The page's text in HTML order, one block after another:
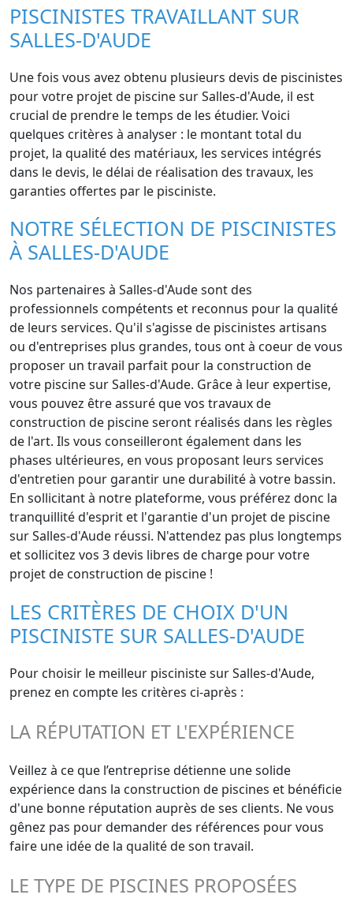
PISCINISTES TRAVAILLANT SUR
SALLES-D'AUDE
Une fois vous avez obtenu plusieurs devis de piscinistes
pour votre projet de piscine sur Salles-d'Aude, il est
crucial de prendre le temps de les étudier. Voici
quelques critères à analyser : le montant total du
projet, la qualité des matériaux, les services intégrés
dans le devis, le délai de réalisation des travaux, les
garanties offertes par le pisciniste.
NOTRE SÉLECTION DE PISCINISTES
À SALLES-D'AUDE
Nos partenaires à Salles-d'Aude sont des
professionnels compétents et reconnus pour la qualité
de leurs services. Qu'il s'agisse de piscinistes artisans
ou d'entreprises plus grandes, tous ont à coeur de vous
proposer un travail parfait pour la construction de
votre piscine sur Salles-d'Aude. Grâce à leur expertise,
vous pouvez être assuré que vos travaux de
construction de piscine seront réalisés dans les règles
de l'art. Ils vous conseilleront également dans les
phases ultérieures, en vous proposant leurs services
d'entretien pour garantir une durabilité à votre bassin.
En sollicitant à notre plateforme, vous préférez donc la
tranquillité d'esprit et l'garantie d'un projet de piscine
sur Salles-d'Aude réussi. N'attendez pas plus longtemps
et sollicitez vos 3 devis libres de charge pour votre
projet de construction de piscine !
LES CRITÈRES DE CHOIX D'UN
PISCINISTE SUR SALLES-D'AUDE
Pour choisir le meilleur pisciniste sur Salles-d'Aude,
prenez en compte les critères ci-après :
LA RÉPUTATION ET L'EXPÉRIENCE
Veillez à ce que l’entreprise détienne une solide
expérience dans la construction de piscines et bénéficie
d'une bonne réputation auprès de ses clients. Ne vous
gênez pas pour demander des références pour vous
faire une idée de la qualité de son travail.
LE TYPE DE PISCINES PROPOSÉES